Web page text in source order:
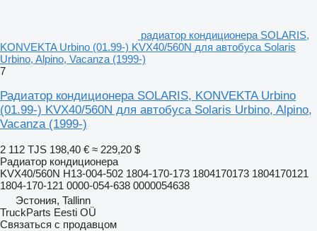
радиатор кондиционера SOLARIS,
KONVEKTA Urbino (01.99-) KVX40/560N для автобуса Solaris
Urbino, Alpino, Vacanza (1999-)
7
Радиатор кондиционера SOLARIS, KONVEKTA Urbino
(01.99-) KVX40/560N для автобуса Solaris Urbino, Alpino,
Vacanza (1999-)
2 112 TJS 198,40 € ≈ 229,20 $
Радиатор кондиционера
KVX40/560N H13-004-502 1804-170-173 1804170173 1804170121
1804-170-121 0000-054-638 0000054638
Эстония, Tallinn
TruckParts Eesti OÜ
Связаться с продавцом